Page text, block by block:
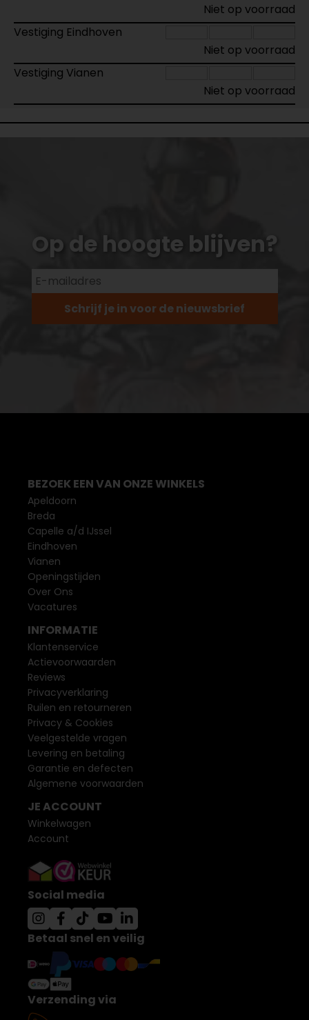
Niet op voorraad
Vestiging Eindhoven
Niet op voorraad
Vestiging Vianen
Niet op voorraad
Op de hoogte blijven?
Schrijf je in voor de nieuwsbrief
BEZOEK EEN VAN ONZE WINKELS
Apeldoorn
Breda
Capelle a/d IJssel
Eindhoven
Vianen
Openingstijden
Over Ons
Vacatures
INFORMATIE
Klantenservice
Actievoorwaarden
Reviews
Privacyverklaring
Ruilen en retourneren
Privacy & Cookies
Veelgestelde vragen
Levering en betaling
Garantie en defecten
Algemene voorwaarden
JE ACCOUNT
Winkelwagen
Account
Social media
Betaal snel en veilig
Verzending via